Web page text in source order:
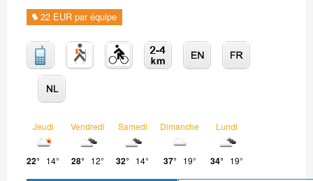
22 EUR par équipe
Jeudi
22° 14°
Vendredi
28° 12°
Samedi
32° 14°
Dimanche
37° 19°
Lundi
34° 19°